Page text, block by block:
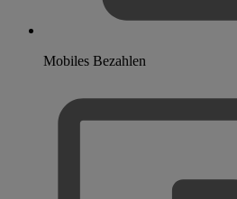
Mobiles Bezahlen